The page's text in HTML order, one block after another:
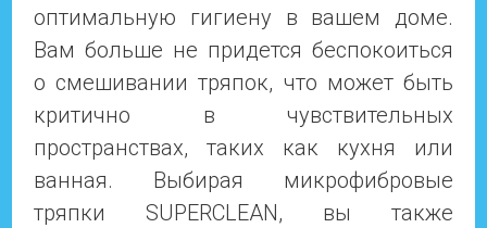
оптимальную гигиену в вашем доме.
Вам больше не придется беспокоиться
о смешивании тряпок, что может быть
критично в чувствительных
пространствах, таких как кухня или
ванная. Выбирая микрофибровые
тряпки SUPERCLEAN, вы также